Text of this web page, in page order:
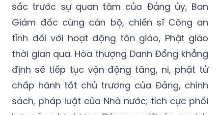
sắc trước sự quan tâm của Đảng ủy, Ban
Giám đốc cùng cán bộ, chiến sĩ Công an
tỉnh đối với hoạt động tôn giáo, Phật giáo
thời gian qua. Hòa thượng Danh Đổng khẳng
định sẽ tiếp tục vận động tăng, ni, phật tử
chấp hành tốt chủ trương của Đảng, chính
sách, pháp luật của Nhà nước; tích cực phối